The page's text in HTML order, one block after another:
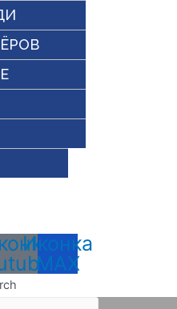
Иконка
MAX